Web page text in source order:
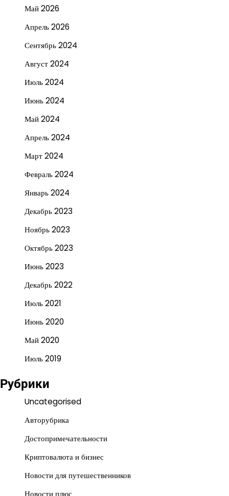
Май 2026
Апрель 2026
Сентябрь 2024
Август 2024
Июль 2024
Июнь 2024
Май 2024
Апрель 2024
Март 2024
Февраль 2024
Январь 2024
Декабрь 2023
Ноябрь 2023
Октябрь 2023
Июнь 2023
Декабрь 2022
Июль 2021
Июнь 2020
Май 2020
Июль 2019
Рубрики
Uncategorised
Авторубрика
Достопримечательности
Криптовалюта и бизнес
Новости для путешественников
Новости плюс